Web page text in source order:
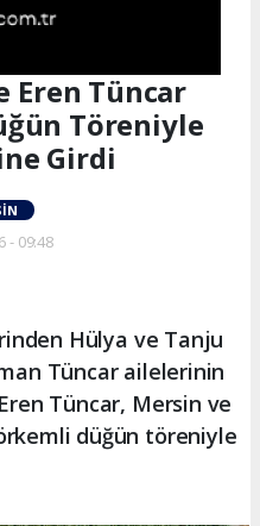
Eren Tüncar
Töreniyle
Girdi
- 09:48
Hülya ve Tanju
Tüncar ailelerinin
Tüncar, Mersin ve
düğün töreniyle